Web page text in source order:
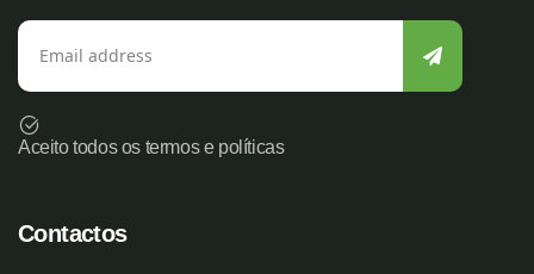
Aceito todos os termos e políticas
Contactos